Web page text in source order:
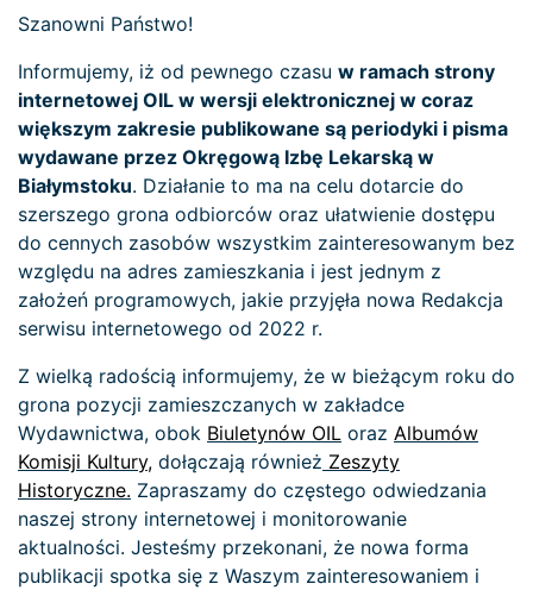
Szanowni Państwo!
Informujemy, iż od pewnego czasu w ramach strony
internetowej OIL w wersji elektronicznej w coraz
większym zakresie publikowane są periodyki i pisma
wydawane przez Okręgową Izbę Lekarską w
Białymstoku. Działanie to ma na celu dotarcie do
szerszego grona odbiorców oraz ułatwienie dostępu
do cennych zasobów wszystkim zainteresowanym bez
względu na adres zamieszkania i jest jednym z
założeń programowych, jakie przyjęła nowa Redakcja
serwisu internetowego od 2022 r.
Z wielką radością informujemy, że w bieżącym roku do
grona pozycji zamieszczanych w zakładce
Wydawnictwa, obok Biuletynów OIL oraz Albumów
Komisji Kultury, dołączają również Zeszyty
Historyczne. Zapraszamy do częstego odwiedzania
naszej strony internetowej i monitorowanie
aktualności. Jesteśmy przekonani, że nowa forma
publikacji spotka się z Waszym zainteresowaniem i